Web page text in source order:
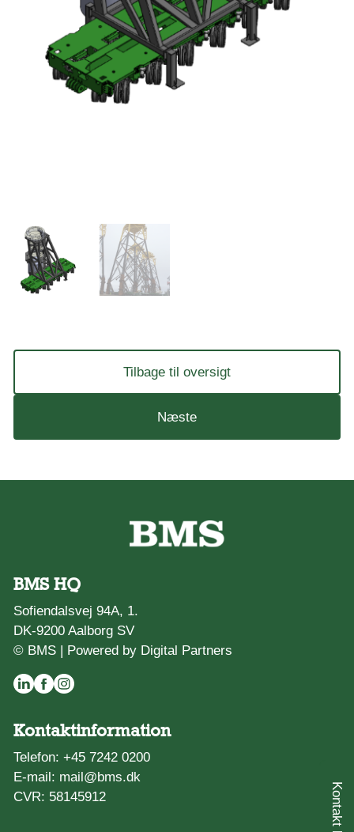
Tilbage til oversigt
Næste
BMS HQ
Sofiendalsvej 94A, 1.
DK-9200 Aalborg SV
© BMS | Powered by Digital Partners
Kontaktinformation
Telefon:+45 7242 0200
E-mail: mail@bms.dk
CVR: 58145912